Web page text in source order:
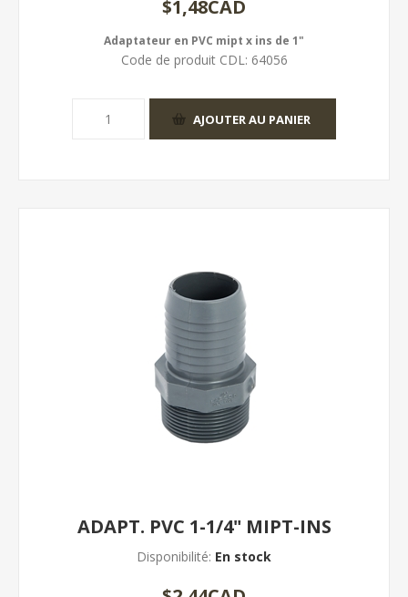
$1,48CAD
Adaptateur en PVC mipt x ins de 1"
Code de produit CDL: 64056
ADAPT. PVC 1-1/4" MIPT-INS
Disponibilité: En stock